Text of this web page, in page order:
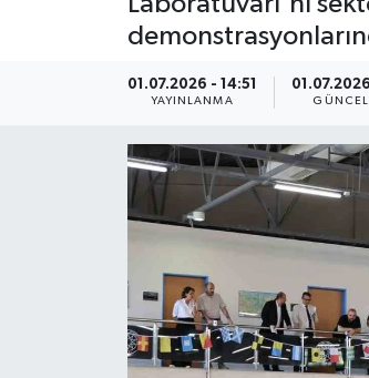
01.07.2026 - 14:51
YAYINLANMA
Dış Haberler
English News